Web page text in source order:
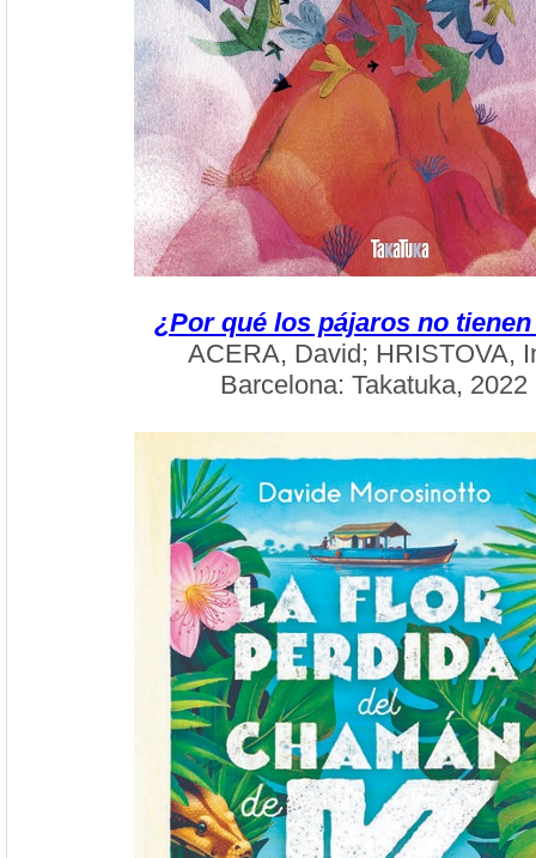
¿Por qué los pájaros no
ACERA, David; HRISTOVA,
Barcelona: Takatuka, 2022